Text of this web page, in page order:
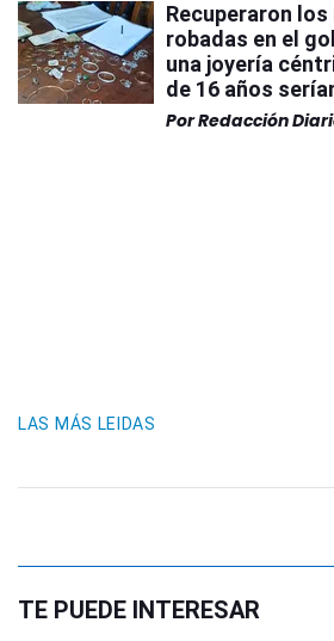
Recuperaron
robadas en el
una joyería
de 16 años
PorRedacción
LAS MÁS LEIDAS
TE PUEDE INTERESAR